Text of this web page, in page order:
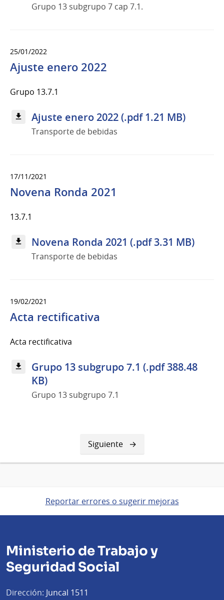
Grupo 13 subgrupo 7 cap 7.1.
25/01/2022
Ajuste enero 2022
Grupo 13.7.1
Ajuste enero 2022 (.pdf 1.21 MB)
Transporte de bebidas
17/11/2021
Novena Ronda 2021
13.7.1
Novena Ronda 2021 (.pdf 3.31 MB)
Transporte de bebidas
19/02/2021
Acta rectificativa
Acta rectificativa
Grupo 13 subgrupo 7.1 (.pdf 388.48
KB)
Grupo 13 subgrupo 7.1
Siguiente
página
Siguiente
Reportar errores o sugerir mejoras
Ministerio de Trabajo y
Seguridad Social
Dirección: Juncal 1511